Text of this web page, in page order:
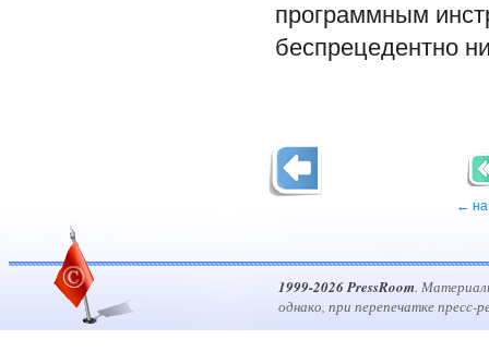
программным
беспрецедентно
← на
1999-2026 PressRoom.
однако, при перепечатке пресс-